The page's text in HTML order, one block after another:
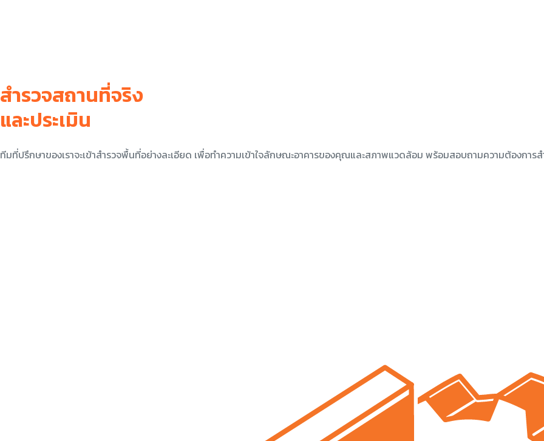
สำรวจสถานที่จริง
และประเมิน
ทีมที่ปรึกษาของเราจะเข้าสำรวจพื้นที่อย่างละเอียด เพื่อทำความเข้าใจลักษณะอาคารของคุณและสภาพแวดล้อม พร้อมสอบถามความต้องกา